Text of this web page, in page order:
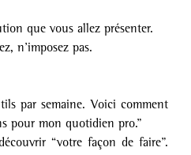
que vous allez présenter.
n’imposez pas.
par semaine. Voici comment
pour mon quotidien pro.”
“votre façon de faire”.